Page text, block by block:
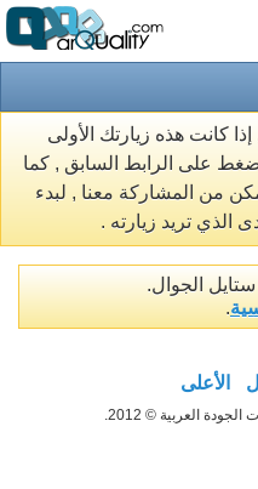
إذا كانت هذه زيارتك الأولى
على الرابط السابق , كما
من المشاركة معنا , لبدء
الذي تريد زيارته .
الجوال.
.
الأعلى
العربية © 2012.